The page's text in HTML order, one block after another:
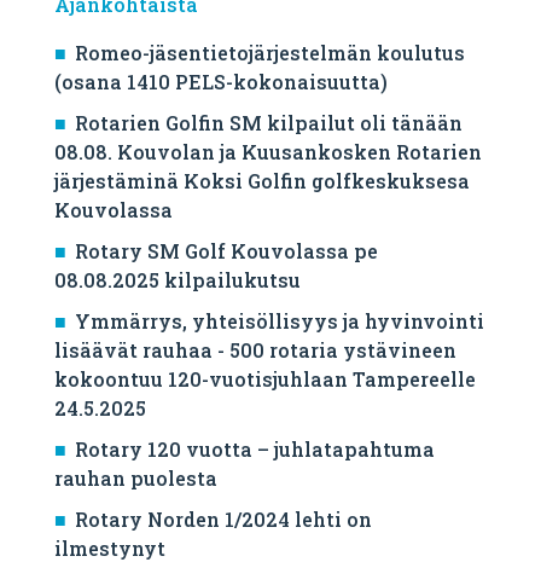
Romeo-jäsentietojärjestelmän koulutus
(osana 1410 PELS-kokonaisuutta)
Rotarien Golfin SM kilpailut oli tänään
08.08. Kouvolan ja Kuusankosken Rotarien
järjestäminä Koksi Golfin golfkeskuksesa
Kouvolassa
Rotary SM Golf Kouvolassa pe
08.08.2025 kilpailukutsu
Ymmärrys, yhteisöllisyys ja hyvinvointi
lisäävät rauhaa - 500 rotaria ystävineen
kokoontuu 120-vuotisjuhlaan Tampereelle
24.5.2025
Rotary 120 vuotta – juhlatapahtuma
rauhan puolesta
Rotary Norden 1/2024 lehti on
ilmestynyt